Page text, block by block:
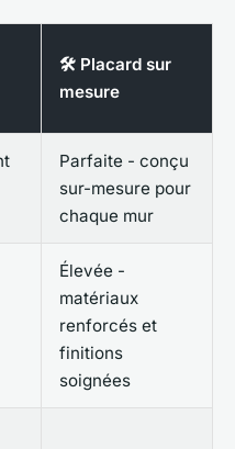
🛠️ Placard sur
mesure
Parfaite - conçu
sur-mesure pour
chaque mur
Élevée -
matériaux
renforcés et
finitions
soignées